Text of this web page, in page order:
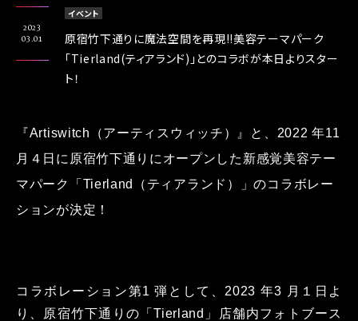
原宿⽵下通りに魔法空間を再現!!美容テーマパーク
「Tierland(ティアランド)」とのコラボが本日よりスター
ト！
イベント
2023
03.01
『Artiswitch（アーティスウィッチ）』と、2022 年11
⽉４⽇に原宿⽵下通りにオープンした新感覚美容テー
マパーク「Tierland（ティアランド）」のコラボレー
ションが決定！
コラボレーション第1 弾として、2023 年3 ⽉１⽇よ
り、原宿⽵下通りの「Tierland」店舗内フォトブース